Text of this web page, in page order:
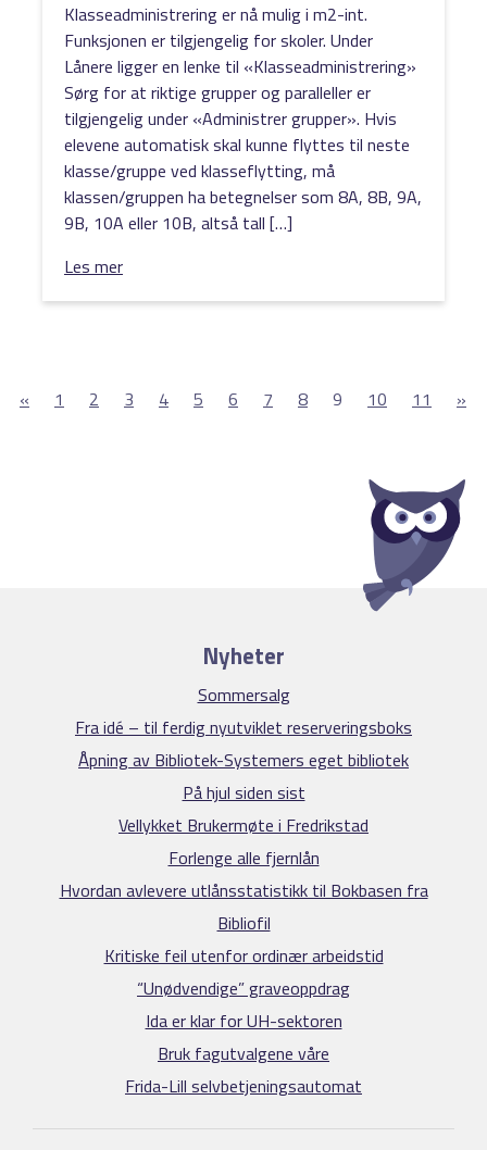
Klasseadministrering er nå mulig i m2-int.
Funksjonen er tilgjengelig for skoler. Under
Lånere ligger en lenke til «Klasseadministrering»
Sørg for at riktige grupper og paralleller er
tilgjengelig under «Administrer grupper». Hvis
elevene automatisk skal kunne flyttes til neste
klasse/gruppe ved klasseflytting, må
klassen/gruppen ha betegnelser som 8A, 8B, 9A,
9B, 10A eller 10B, altså tall […]
Les mer
« 1 2 3 4 5 6 7 8 9 10 11 »
Nyheter
Sommersalg
Fra idé – til ferdig nyutviklet reserveringsboks
Åpning av Bibliotek-Systemers eget bibliotek
På hjul siden sist
Vellykket Brukermøte i Fredrikstad
Forlenge alle fjernlån
Hvordan avlevere utlånsstatistikk til Bokbasen fra
Bibliofil
Kritiske feil utenfor ordinær arbeidstid
“Unødvendige” graveoppdrag
Ida er klar for UH-sektoren
Bruk fagutvalgene våre
Frida-Lill selvbetjeningsautomat